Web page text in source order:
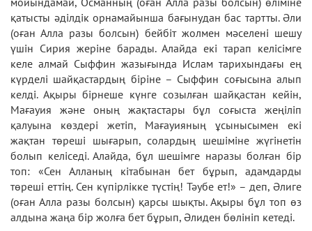
қатысты әділдік орнамайынша бағынудан бас тартты. Әли
(оған Алла разы болсын) бейбіт жолмен мәселені шешу
үшін Сирия жеріне барады. Алайда екі тарап келісімге
келе алмай Сыффин жазығында Ислам тарихындағы ең
күрделі шайқастардың біріне – Сыффин соғысына алып
келді. Ақыры бірнеше күнге созылған шайқастан кейін,
Мағауия және оның жақтастары бұл соғыста жеңіліп
қалуына көздері жетіп, Мағауияның ұсынысымен екі
жақтан төреші шығарып, солардың шешіміне жүгінетін
болып келіседі. Алайда, бұл шешімге наразы болған бір
топ: «Сен Алланың кітабынан бет бұрып, адамдарды
төреші еттің. Сен күпірлікке түстің! Тәубе ет!» – деп, Әлиге
(оған Алла разы болсын) қарсы шықты. Ақыры бұл топ өз
алдына жаңа бір жолға бет бұрып, Әлиден бөлініп кетеді.